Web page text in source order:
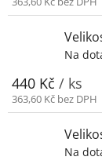
Na
440 Kč / ks
363,60 Kč bez DPH
Na